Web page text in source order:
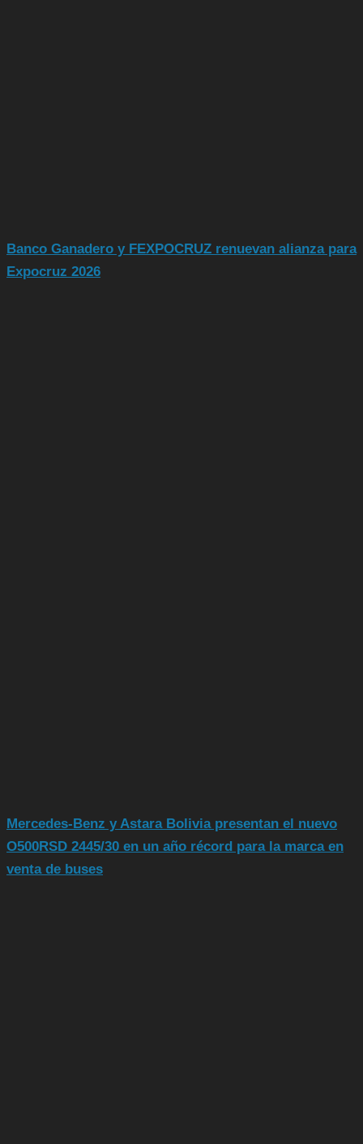
Banco Ganadero y FEXPOCRUZ renuevan alianza para
Expocruz 2026
Mercedes-Benz y Astara Bolivia presentan el nuevo
O500RSD 2445/30 en un año récord para la marca en
venta de buses